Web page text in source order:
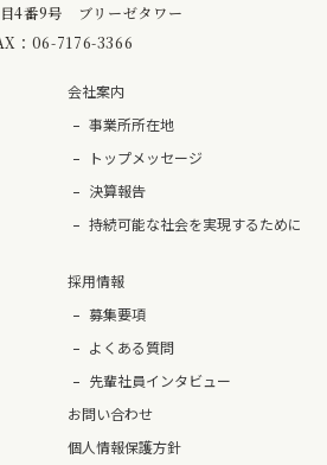
4番9号 ブリーゼタワー
：06-7176-3366
会社案内
事業所所在地
トップメッセージ
決算報告
持続可能な社会を実現するために
採用情報
募集要項
よくある質問
先輩社員インタビュー
お問い合わせ
個人情報保護方針